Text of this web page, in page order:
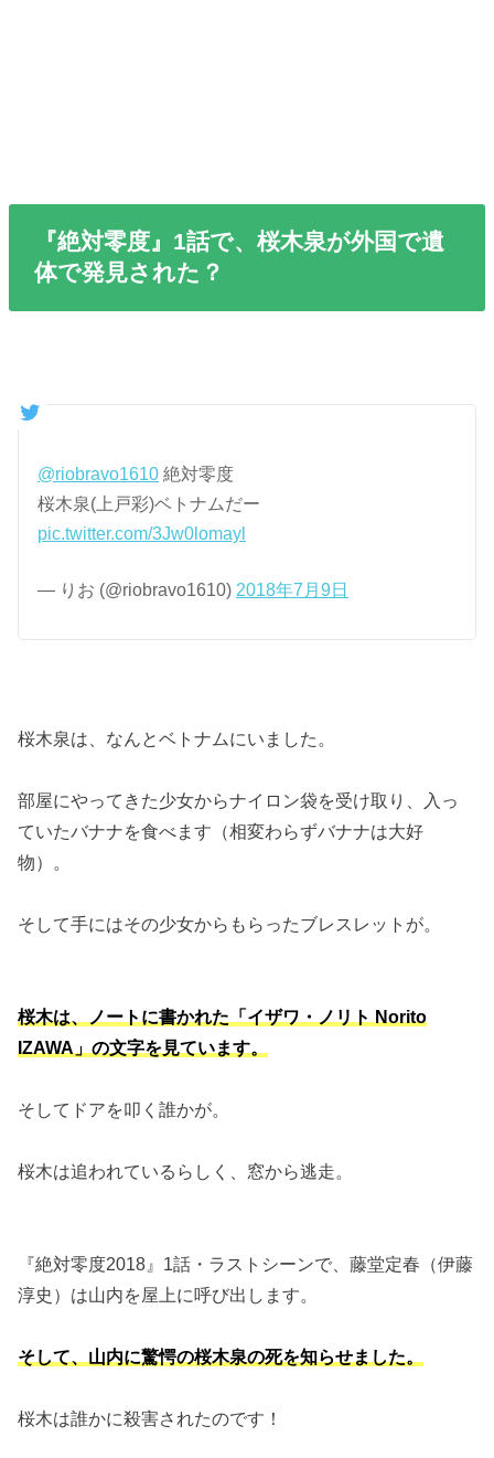
『絶対零度』1話で、桜木泉が外国で遺
体で発見された？
@riobravo1610 絶対零度
桜木泉(上戸彩)ベトナムだー
pic.twitter.com/3Jw0lomayl
— りお (@riobravo1610) 2018年7月9日
桜木泉は、なんとベトナムにいました。
部屋にやってきた少女からナイロン袋を受け取り、入っ
ていたバナナを食べます（相変わらずバナナは大好
物）。
そして手にはその少女からもらったブレスレットが。
桜木は、ノートに書かれた「イザワ・ノリト Norito
IZAWA」の文字を見ています。
そしてドアを叩く誰かが。
桜木は追われているらしく、窓から逃走。
『絶対零度2018』1話・ラストシーンで、藤堂定春（伊藤
淳史）は山内を屋上に呼び出します。
そして、山内に驚愕の桜木泉の死を知らせました。
桜木は誰かに殺害されたのです！